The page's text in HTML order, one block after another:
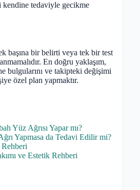
kendine tedaviyle gecikme
başına bir belirti veya tek bir test
En doğru yaklaşım,
bulgularını ve takipteki değişimi
özel plan yapmaktır.
Yüz Ağrısı Yapar mı?
Yapmasa da Tedavi Edilir mi?
Rehberi
ve Estetik Rehberi